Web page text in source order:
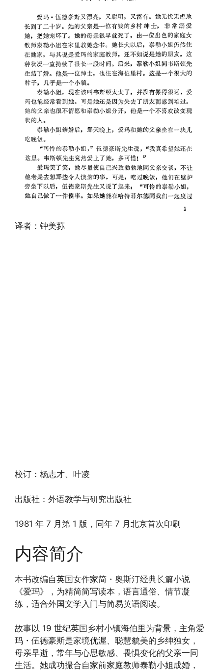
译者：钟美荪
校订：杨志才、叶凌
出版社：外语教学与研究出版社
1981 年 7 月第 1 版，同年 7 月北京首次印刷
内容简介
本书改编自英国女作家简・奥斯汀经典长篇小说
《爱玛》，为精简简写读本，语言通俗、情节凝
练，适合外国文学入门与简易英语阅读。
故事以 19 世纪英国乡村小镇海伯里为背景，主角爱
玛・伍德豪斯是家境优渥、聪慧貌美的乡绅独女，
母亲早逝，常年与心思敏感、畏惧变化的父亲一同
生活。她成功撮合自家前家庭教师泰勒小姐成婚，